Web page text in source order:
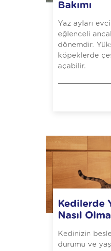
Bakımı
Yaz ayları
eğlenceli
dönemdir.
köpeklerde
açabilir.
Kedilerde
Nasıl
Kedinizin
durumu ve